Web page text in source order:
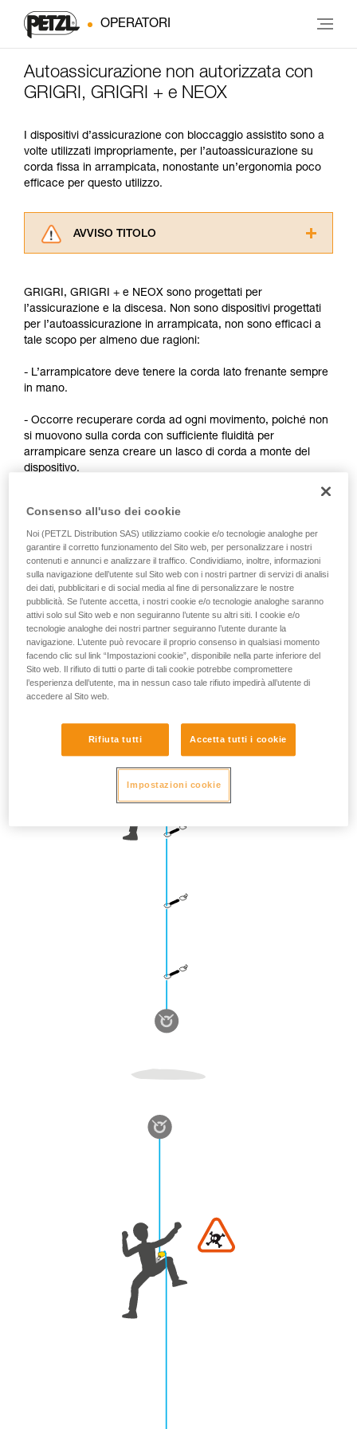
OPERATORI
Autoassicurazione non autorizzata con
GRIGRI, GRIGRI + e NEOX
I dispositivi d’assicurazione con bloccaggio assistito sono a
volte utilizzati impropriamente, per l’autoassicurazione su
corda fissa in arrampicata, nonostante un’ergonomia poco
efficace per questo utilizzo.
AVVISO TITOLO
consultarlo. Dovete aver compreso le
informazioni dell’istruzione tecnica per poter
capire queste ulteriori informazioni.
La padronanza di queste tecniche richiede una
Verificate con un professionista la vostra
Forniamo esempi di tecniche relative alla vostra
attività. Ne possono esistere altre che non
vengono qui descritte.
GRIGRI, GRIGRI + e NEOX sono progettati per
l’assicurazione e la discesa. Non sono dispositivi progettati
per l’autoassicurazione in arrampicata, non sono efficaci a
tale scopo per almeno due ragioni:
- L’arrampicatore deve tenere la corda lato frenante sempre
in mano.
- Occorre recuperare corda ad ogni movimento, poiché non
si muovono sulla corda con sufficiente fluidità per
arrampicare senza creare un lasco di corda a monte del
dispositivo.
Osservazioni:
- Per l’autoassicurazione in arrampicata su corda fissa, fare
riferimento alle soluzioni sviluppate nel consiglio tecnico
Autoassicurazione sul sito Petzl.com.
- Per l’autoassicurazione da primo, esistono tecniche che
richiedono una modifica del dispositivo per migliorare lo
scorrimento della corda. Petzl non autorizza questo utilizzo.
È opportuno ricordare che qualsiasi modifica di un DPI è
proibita al di fuori degli stabilimenti Petzl.
Consenso all'uso dei cookie
Noi (PETZL Distribution SAS) utilizziamo cookie e/o tecnologie analoghe per
garantire il corretto funzionamento del Sito web, per personalizzare i nostri
contenuti e annunci e analizzare il traffico. Condividiamo, inoltre, informazioni
sulla navigazione dell’utente sul Sito web con i nostri partner di servizi di analisi
dei dati, pubblicitari e di social media al fine di personalizzare le nostre
pubblicità. Se l’utente accetta, i nostri cookie e/o tecnologie analoghe saranno
attivi solo sul Sito web e non seguiranno l’utente su altri siti. I cookie e/o
tecnologie analoghe dei nostri partner seguiranno l’utente durante la
navigazione. L’utente può revocare il proprio consenso in qualsiasi momento
facendo clic sul link “Impostazioni cookie”, disponibile nella parte inferiore del
Sito web. Il rifiuto di tutti o parte di tali cookie potrebbe compromettere
l’esperienza dell’utente, ma in nessun caso tale rifiuto impedirà all’utente di
accedere al Sito web.
Rifiuta tutti Accetta tutti i cookie
Impostazioni cookie